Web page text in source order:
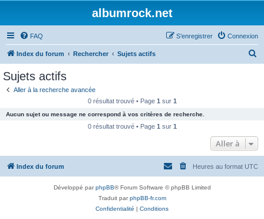
albumrock.net
FAQ Connexion
S’enregistrer
Index du forum Rechercher Sujets actifs
c
e
Sujets actifs
Aller à la recherche avancée
0 résultat trouvé • Page 1 sur 1
Aucun sujet ou message ne correspond à vos critères de recherche.
0 résultat trouvé • Page 1 sur 1
Aller à
Index du forum Heures au format UTC
Développé parphpBB® Forum Software © phpBB Limited
Traduit parphpBB-fr.com
Confidentialité | Conditions